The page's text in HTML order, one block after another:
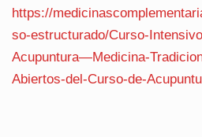
https://
so-estructurado/Curso-
Acupuntura—Medicina-
Abiertos-del-Curso-de-